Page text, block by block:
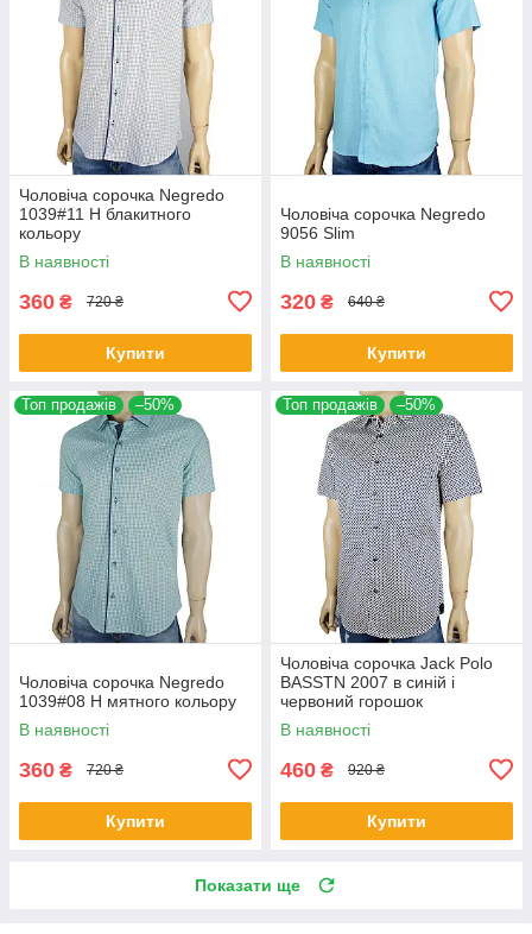
Чоловіча сорочка Negredo
1039#11 Н блакитного
кольору
В наявності
360 ₴ 720 ₴
Купити
Чоловіча сорочка Negredo
9056 Slim
В наявності
320 ₴ 640 ₴
Купити
Топ продажів –50%
Чоловіча сорочка Negredo
1039#08 Н мятного кольору
В наявності
360 ₴ 720 ₴
Купити
Топ продажів –50%
Чоловіча сорочка Jack Polo
BASSTN 2007 в синій і
червоний горошок
В наявності
460 ₴ 920 ₴
Купити
Показати ще